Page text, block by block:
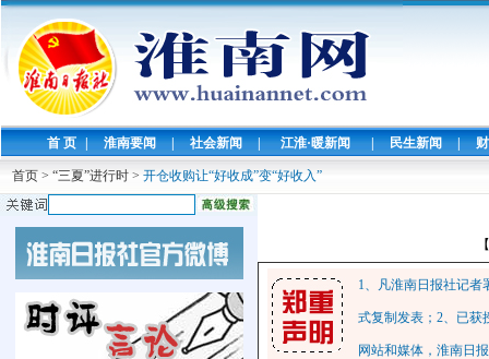
首 页 | 淮南要闻 | 社会新闻 | 江淮·暖新闻 | 民生新闻 |
首页 > “三夏”进行时 > 开仓收购让“好收成”变“好收入”
1、凡淮南日报社记
式复制发表；2、已获
网站和媒体，淮南日